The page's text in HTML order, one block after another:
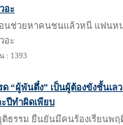
อะ
นช่วยหาคนชนแล้วหนี แฟนห
อะ
: 1393
ด “ผู้พันตึ๋ง” เป็นผู้ต้องขังชั้นเล
ปีทำผิดเพียบ
ติธรรม ยืนยันมีคนร้องเรียนพ